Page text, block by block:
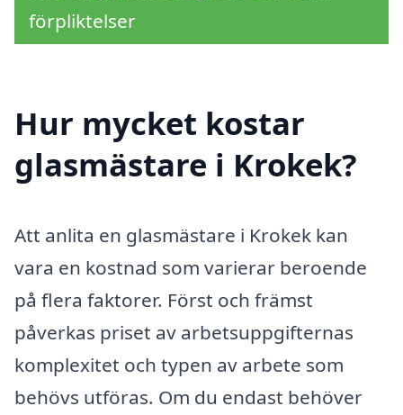
förpliktelser
Hur mycket kostar
glasmästare i Krokek?
Att anlita en glasmästare i Krokek kan
vara en kostnad som varierar beroende
på flera faktorer. Först och främst
påverkas priset av arbetsuppgifternas
komplexitet och typen av arbete som
behövs utföras. Om du endast behöver